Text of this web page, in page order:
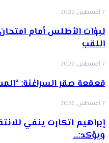
7 أغسطس, 2026
لبؤات الأطلس أمام
اللقب
7 أغسطس, 2026
قعقعة صقر السراغنة:
7 أغسطس, 2026
إبراهيم اتكارت ينفي
ويؤكد:…